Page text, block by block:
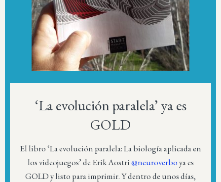
‘La evolución paralela’ ya es
GOLD
El libro ‘La evolución paralela: La biología aplicada en
los videojuegos’ de Erik Aostri@neuroverboya es
GOLD y listo para imprimir. Y dentro de unos días,